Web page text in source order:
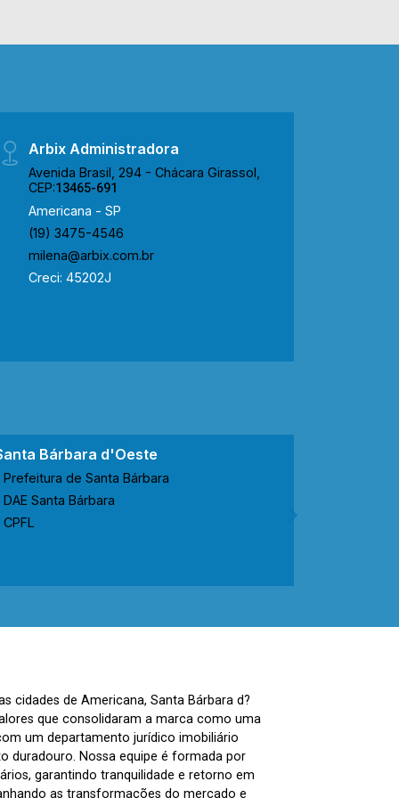
Arbix Administradora
Avenida Brasil, 294 - Chácara Girassol,
CEP:13465-691
Americana - SP
(19) 3475-4546
milena@arbix.com.br
Creci: 45202J
Bárbara d'Oeste
Prefeitura de Santa Bárbara
DAE Santa Bárbara
CPFL
cidades de Americana, Santa Bárbara d?
que consolidaram a marca como uma
um departamento jurídico imobiliário
duradouro. Nossa equipe é formada por
garantindo tranquilidade e retorno em
as transformações do mercado e